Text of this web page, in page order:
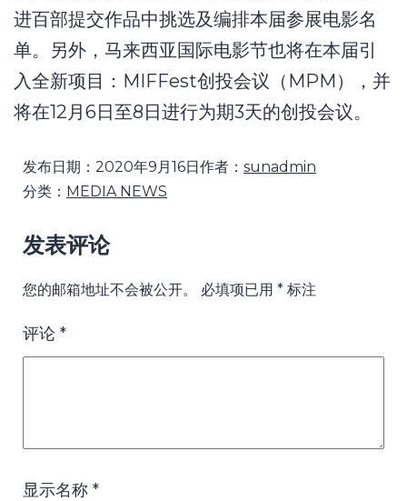
进百部提交作品中挑选及编排本届参展电影名
单。另外，马来西亚国际电影节也将在本届引
入全新项目：MIFFest创投会议（MPM），并
将在12月6日至8日进行为期3天的创投会议。
发布日期： 2020年9月16日作者： sunadmin
分类： MEDIA NEWS
发表评论
您的邮箱地址不会被公开。 必填项已用 * 标注
评论 *
显示名称 *